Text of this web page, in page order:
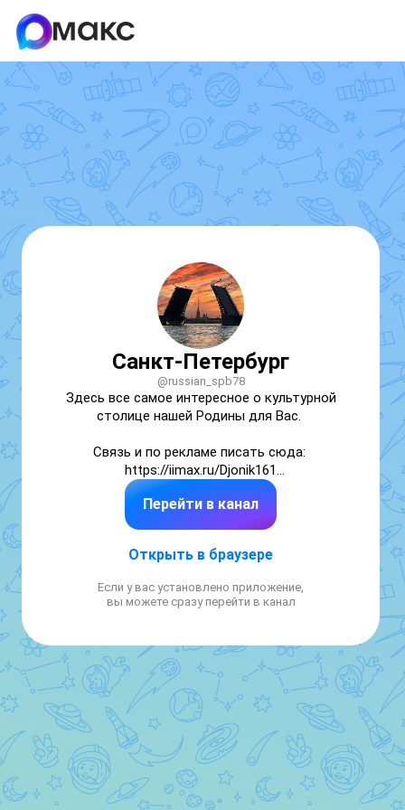
Санкт-Петербург
@russian_spb78
Здесь все самое интересное о культурной
столице нашей Родины для Вас.
Связь и по рекламе писать сюда:
https://iimax.ru/Djonik161
Подпишись, отписаться успеешь! 👆👆👆
Перейти в канал
Открыть в браузере
Если у вас установлено приложение,
вы можете сразу перейти в канал